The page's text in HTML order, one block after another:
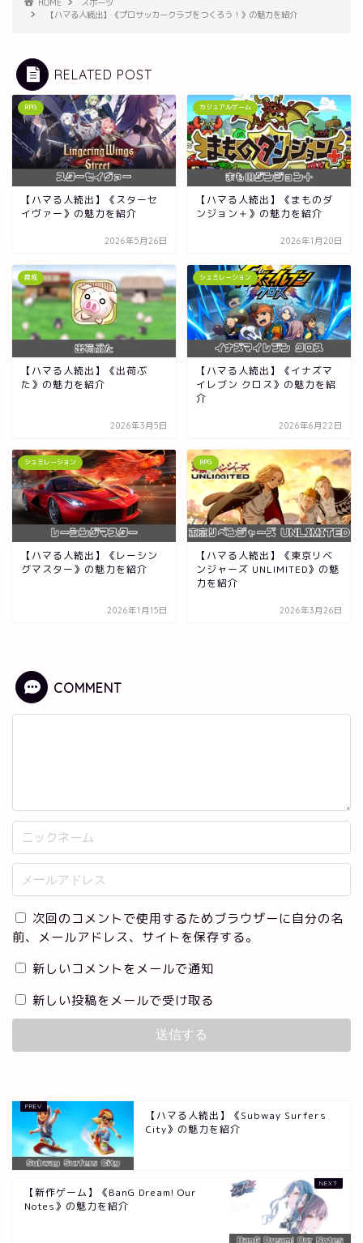
【ハマる人続出】《プロサッカークラブをつくろう！》の魅力を紹介
RELATED POST
RPG
【ハマる人続出】《スターセ
イヴァー》の魅力を紹介
2026年5月26日
カジュアルゲーム
【ハマる人続出】《まものダ
ンジョン＋》の魅力を紹介
2026年1月20日
育成
【ハマる人続出】《出荷ぶ
た》の魅力を紹介
2026年3月5日
シュミレーション
【ハマる人続出】《イナズマ
イレブン クロス》の魅力を紹
介
2026年6月22日
シュミレーション
【ハマる人続出】《レーシン
グマスター》の魅力を紹介
2026年1月15日
RPG
【ハマる人続出】《東京リベ
ンジャーズ UNLIMITED》の魅
力を紹介
2026年3月26日
COMMENT
次回のコメントで使用するためブラウザーに自分の名
前、メールアドレス、サイトを保存する。
新しいコメントをメールで通知
新しい投稿をメールで受け取る
【ハマる人続出】《Subway Surfers
City》の魅力を紹介
【新作ゲーム】《BanG Dream! Our
Notes》の魅力を紹介